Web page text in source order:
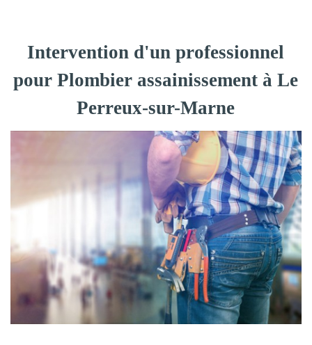
Intervention d'un professionnel
pour Plombier assainissement à Le
Perreux-sur-Marne